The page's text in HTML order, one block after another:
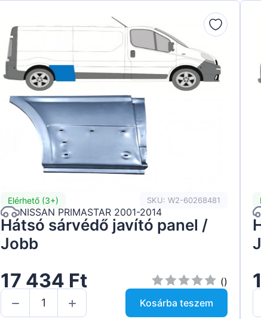
Elérhető (3+) SKU: W2-60268481
NISSAN PRIMASTAR 2001-2014
Hátsó sárvédő javító panel /
Jobb
17 434 Ft
()
Kosárba teszem